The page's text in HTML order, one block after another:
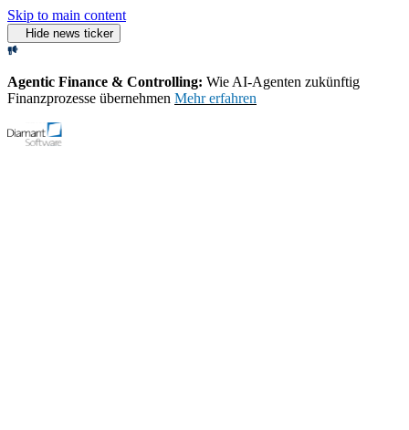
Skip to main content
Hide news ticker
Agentic Finance & Controlling: Wie AI‑Agenten zukünftig
Finanzprozesse übernehmen Mehr erfahren